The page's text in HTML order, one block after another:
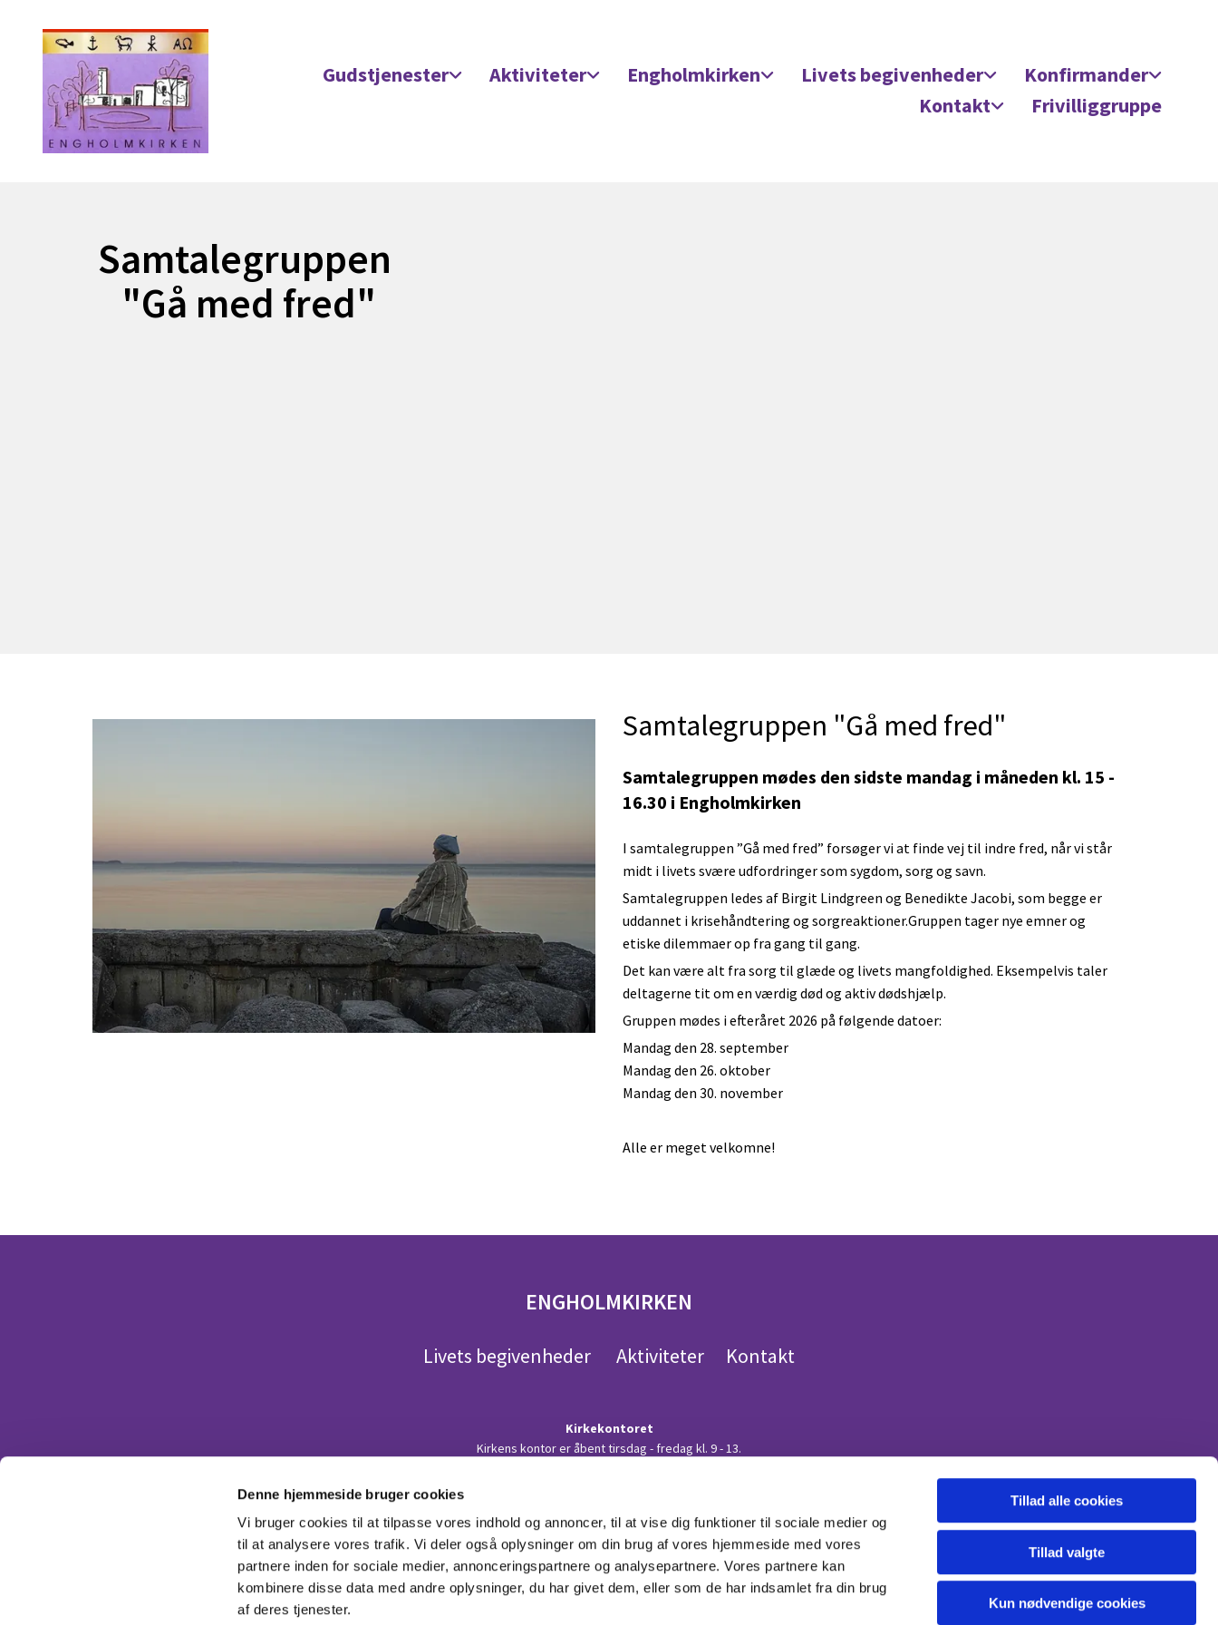
Denne hjemmeside bruger cookies
Vi bruger cookies til at tilpasse vores indhold og annoncer, til at vise dig funktioner til sociale medier og
til at analysere vores trafik. Vi deler også oplysninger om din brug af vores hjemmeside med vores
partnere inden for sociale medier, annonceringspartnere og analysepartnere. Vores partnere kan
kombinere disse data med andre oplysninger, du har givet dem, eller som de har indsamlet fra din brug
af deres tjenester.
Tillad alle cookies
Tillad valgte
Kun nødvendige cookies
Gudstjenester Aktiviteter Engholmkirken Livets begivenheder
Konfirmander
Kontakt
Frivilliggruppe
Samtalegruppen
"Gå med fred"
Samtalegruppen "Gå med fred"
Samtalegruppen mødes den sidste mandag i måneden kl. 15 -
16.30 i Engholmkirken
I samtalegruppen ”Gå med fred” forsøger vi at finde vej til indre fred, når vi står
midt i livets svære udfordringer som sygdom, sorg og savn.
Samtalegruppen ledes af Birgit Lindgreen og Benedikte Jacobi, som begge er
uddannet i krisehåndtering og sorgreaktioner.Gruppen tager nye emner og
etiske dilemmaer op fra gang til gang.
Det kan være alt fra sorg til glæde og livets mangfoldighed. Eksempelvis taler
deltagerne tit om en værdig død og aktiv dødshjælp.
Gruppen mødes i efteråret 2026 på følgende datoer:
Mandag den 28. september
Mandag den 26. oktober
Mandag den 30. november
Alle er meget velkomne!
ENGHOLMKIRKEN
Livets begivenheder Aktiviteter Kontakt
Kirkekontoret
Kirkens kontor er åbent tirsdag - fredag kl. 9 - 13.
Dåb, vielse og begravelse: Henvendelse til en af præsterne. Se under Personerne i kirken.